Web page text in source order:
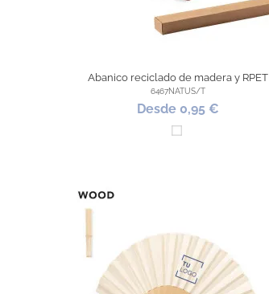
Abanico reciclado de madera y RPET
6467NATUS/T
Desde 0,95 €
Blanco